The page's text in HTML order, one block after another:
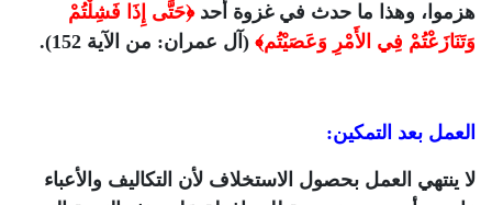
هزموا، وهذا ما حدث في غزوة أحد﴿حَتَّى إِذَا فَشِلْتُمْ
وَتَنَازَعْتُمْ فِي الأَمْرِ وَعَصَيْتُم﴾ (آل عمران: من الآية 152).
العمل بعد التمكين:
لا ينتهي العمل بحصول الاستخلاف لأن التكاليف والأعباء